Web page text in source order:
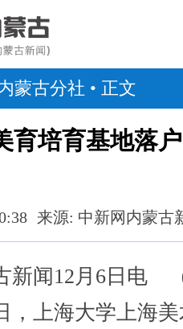
蒙古分社 • 正文
育培育基地落
来源: 中新网内蒙古
闻12月6日电
上海大学上海美